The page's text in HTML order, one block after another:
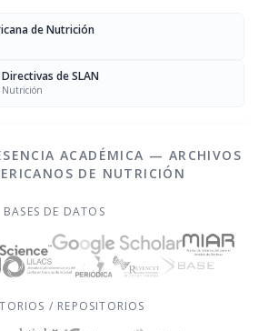
de Nutrición
de SLAN
Nutrición
ACADÉMICA — ARCHIVOS
DE NUTRICIÓN
BASES DE DATOS
/ REPOSITORIOS